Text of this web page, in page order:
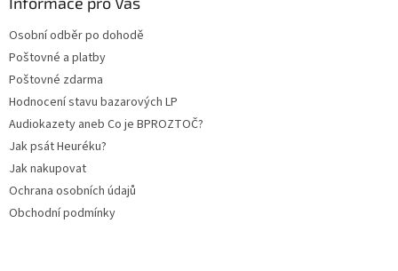
Osobní odběr po dohodě
Poštovné a platby
Poštovné zdarma
Hodnocení stavu bazarových LP
Audiokazety aneb Co je BPROZTOČ?
Jak psát Heuréku?
Jak nakupovat
Ochrana osobních údajů
Obchodní podmínky